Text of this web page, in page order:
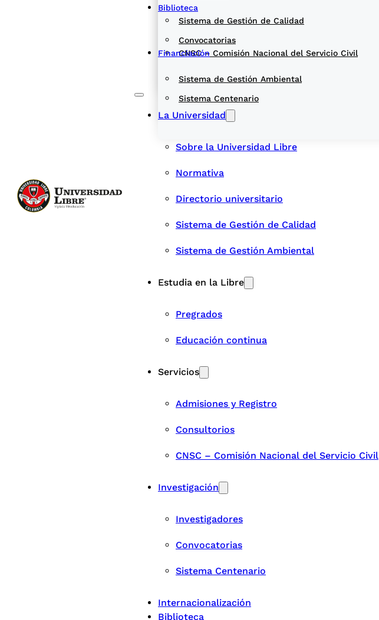
Sistema de Gestión de Calidad
Sistema de Gestión Ambiental
CNSC – Comisión Nacional del Servicio Civil
Convocatorias
Sistema Centenario
Biblioteca
Financiación
La Universidad
Sobre la Universidad Libre
Normativa
Directorio universitario
Sistema de Gestión de Calidad
Sistema de Gestión Ambiental
Estudia en la Libre
Pregrados
Educación continua
Servicios
Admisiones y Registro
Consultorios
CNSC – Comisión Nacional del Servicio Civil
Investigación
Investigadores
Convocatorias
Sistema Centenario
Internacionalización
Biblioteca